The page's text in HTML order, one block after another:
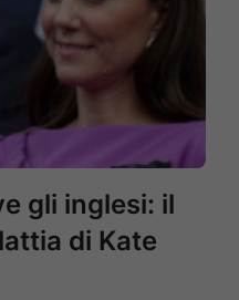
gli inglesi: il
di Kate